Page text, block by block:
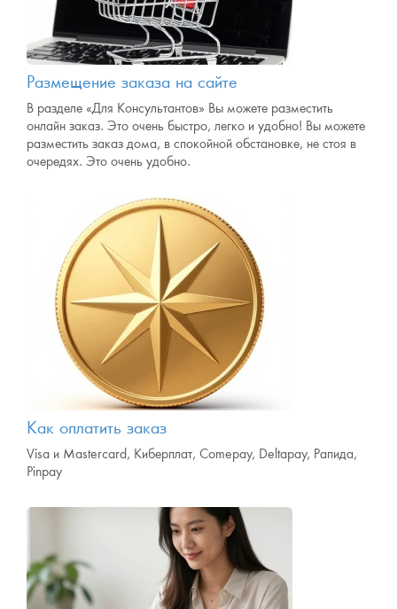
Размещение заказа на сайте
В разделе «Для Консультантов» Вы можете разместить
oнлайн заказ. Это очень быстро, легко и удобно! Вы можете
разместить заказ дома, в спокойной обстановке, не стоя в
очередях. Это очень удобно.
Как оплатить заказ
Visa и Mastercard, Киберплат, Comepay, Deltapay, Рапида,
Pinpay